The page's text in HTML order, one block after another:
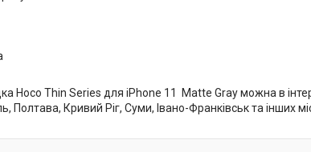
Hoco Thin Series для iPhone 11 Matte Gray можна в
Полтава, Кривий Ріг, Суми, Івано-Франківськ та інших